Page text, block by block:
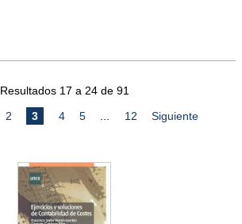
Resultados 17 a 24 de 91
2 3 4 5 12 Siguiente